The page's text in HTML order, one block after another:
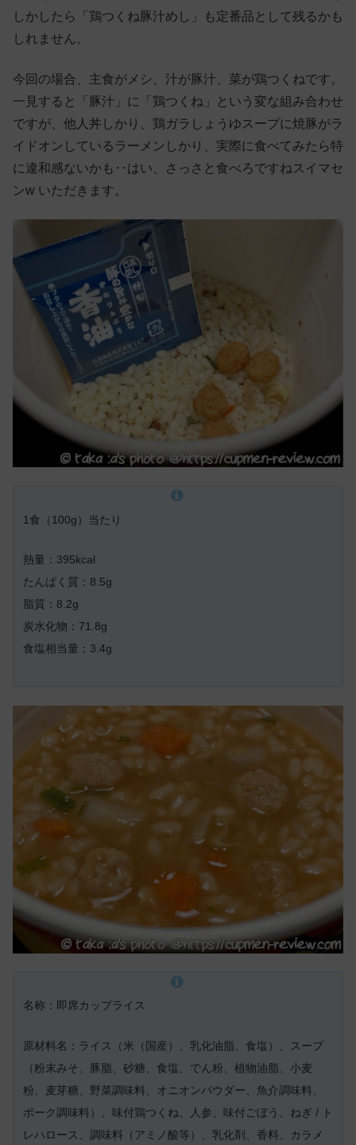
しかしたら「鶏つくね豚汁めし」も定番品として残るかも
しれません。
今回の場合、主食がメシ、汁が豚汁、菜が鶏つくねです。
一見すると「豚汁」に「鶏つくね」という変な組み合わせ
ですが、他人丼しかり、鶏ガラしょうゆスープに焼豚がラ
イドオンしているラーメンしかり、実際に食べてみたら特
に違和感ないかも‥はい、さっさと食べろですねスイマセ
ンw いただきます。
1食（100g）当たり
熱量：395kcal
たんぱく質：8.5g
脂質：8.2g
炭水化物：71.8g
食塩相当量：3.4g
名称：即席カップライス
原材料名：ライス（米（国産）、乳化油脂、食塩）、スープ
（粉末みそ、豚脂、砂糖、食塩、でん粉、植物油脂、小麦
粉、麦芽糖、野菜調味料、オニオンパウダー、魚介調味料、
ポーク調味料）、味付鶏つくね、人参、味付ごぼう、ねぎ / ト
レハロース、調味料（アミノ酸等）、乳化剤、香料、カラメ